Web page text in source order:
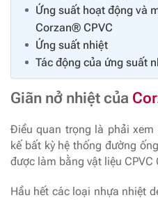
Ứng suất hoạt động và
Corzan® CPVC
Ứng suất nhiệt
Tác động của ứng suất
Giãn nở nhiệt của
Điều quan trọng là phải
kế bất kỳ hệ thống đường
được làm bằng vật liệu
Hầu hết các loại nhựa nhiệt